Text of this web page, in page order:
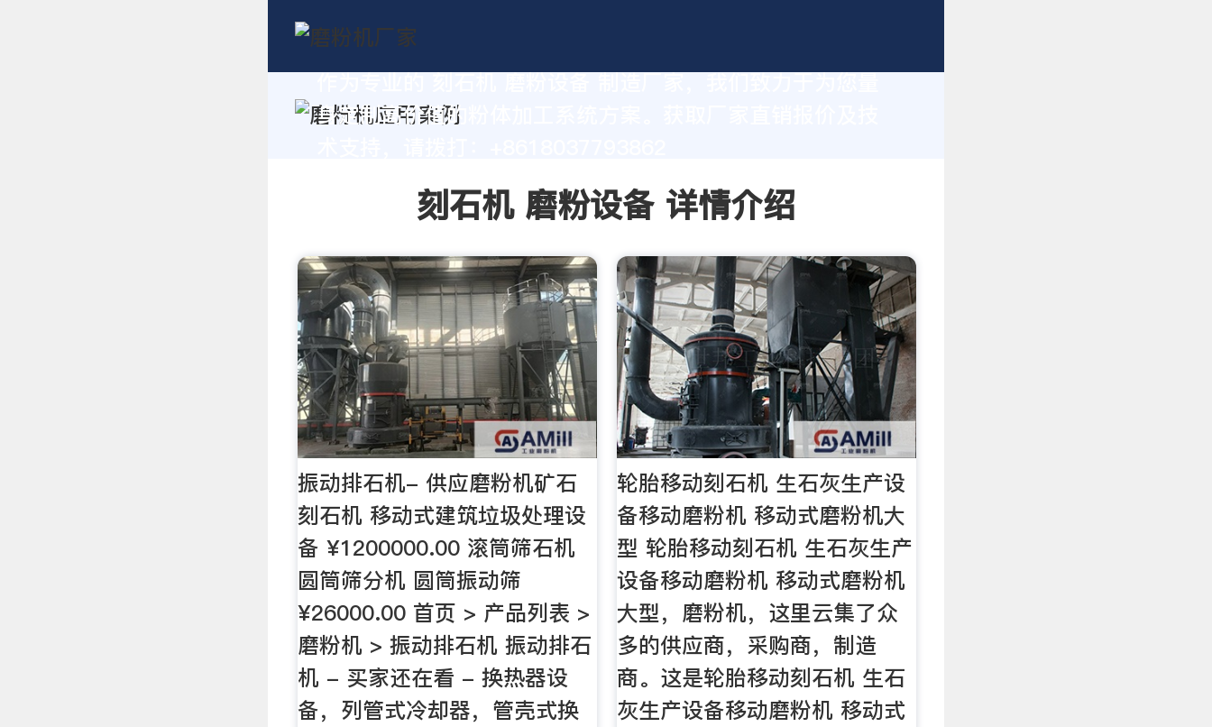
身定制高价值的粉体加工系统方案。获取厂家直销报价及技
刻石机 磨粉设备 详情介绍
振动排石机- 供应磨粉机矿石
刻石机 移动式建筑垃圾处理设
备 ¥1200000.00 滚筒筛石机
圆筒筛分机 圆筒振动筛
¥26000.00 首页 > 产品列表 >
磨粉机 > 振动排石机 振动排石
机 - 买家还在看 - 换热器设
备，列管式冷却器，管壳式换
轮胎移动刻石机 生石灰生产设
备移动磨粉机 移动式磨粉机大
型 轮胎移动刻石机 生石灰生产
设备移动磨粉机 移动式磨粉机
大型，磨粉机，这里云集了众
多的供应商，采购商，制造
商。这是轮胎移动刻石机 生石
灰生产设备移动磨粉机 移动式